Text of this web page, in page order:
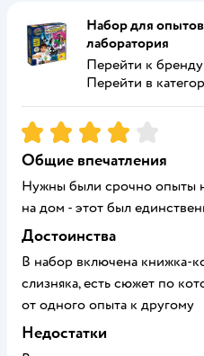
Набор для
лаборатория
Перейти к бренду
Перейти в
Рейтинг:4
Общие впечатления
Нужны были срочно опыты
на дом - этот был
Достоинства
В набор включена книжка-
слизняка, есть сюжет по
от одного опыта к другому
Недостатки